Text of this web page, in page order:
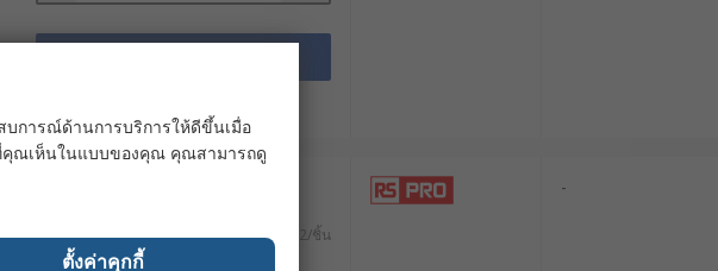
THB230.72/ชิ้น
จำนวน / Quantity
-
บการณ์ด้านการบริการให้ดีขึ้นเมื่อ
คุณเห็นในแบบของคุณ คุณสามารถดู
ตั้งค่าคุกกี้